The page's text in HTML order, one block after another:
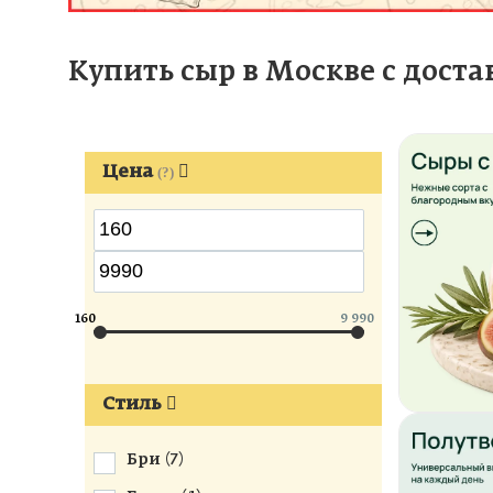
Купить сыр в Москве с
Цена (?)
160 9 990
Стиль
Бри (7)